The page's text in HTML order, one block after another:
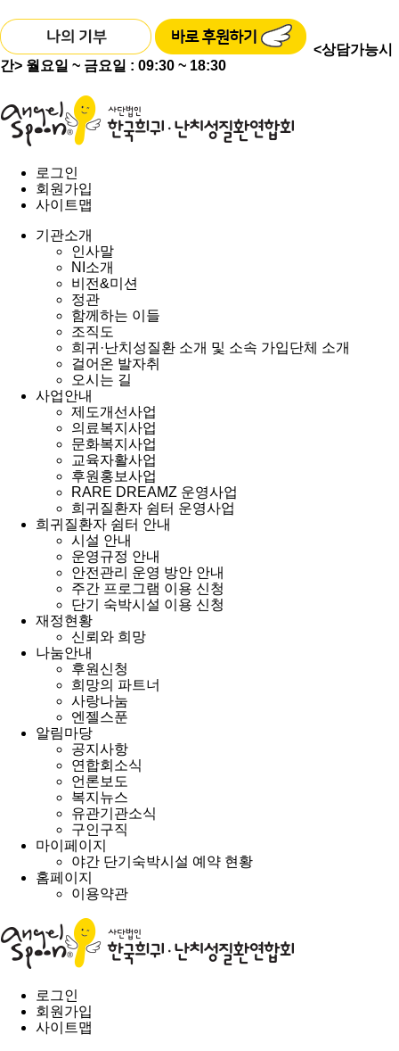
<상담가능시
간> 월요일 ~ 금요일 : 09:30 ~ 18:30
로그인
회원가입
사이트맵
기관소개
인사말
NI소개
비전&미션
정관
함께하는 이들
조직도
희귀·난치성질환 소개 및 소속 가입단체 소개
걸어온 발자취
오시는 길
사업안내
제도개선사업
의료복지사업
문화복지사업
교육자활사업
후원홍보사업
RARE DREAMZ 운영사업
희귀질환자 쉼터 운영사업
희귀질환자 쉼터 안내
시설 안내
운영규정 안내
안전관리 운영 방안 안내
주간 프로그램 이용 신청
단기 숙박시설 이용 신청
재정현황
신뢰와 희망
나눔안내
후원신청
희망의 파트너
사랑나눔
엔젤스푼
알림마당
공지사항
연합회소식
언론보도
복지뉴스
유관기관소식
구인구직
마이페이지
야간 단기숙박시설 예약 현황
홈페이지
이용약관
로그인
회원가입
사이트맵